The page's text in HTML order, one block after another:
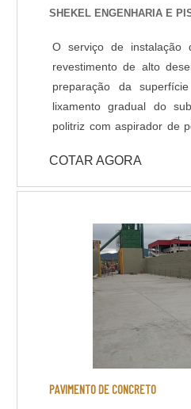
SHEKEL ENGENHARIA E
O serviço de instalação
revestimento de alto
preparação da
lixamento gradual do
politriz com aspirador de
ancoragem do
polimento da superfície e
definidas em projeto
usabilidade do piso. Dentro do serviço de pintura
Epóxi de piso, existem
aplicação, que podem
segurança do
sistemas de
que a Shekel Engenharia
Autonivelante em Epóxi -
COTAR AGORA
PAVIMENTO DE CONCRETO